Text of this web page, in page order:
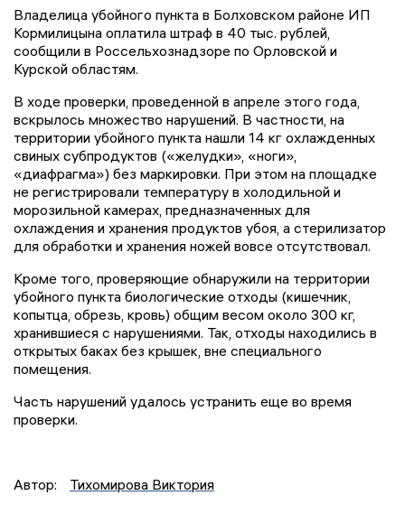
Владелица убойного пункта в Болховском районе ИП
Кормилицына оплатила штраф в 40 тыс. рублей,
сообщили в Россельхознадзоре по Орловской и
Курской областям.
В ходе проверки, проведенной в апреле этого года,
вскрылось множество нарушений. В частности, на
территории убойного пункта нашли 14 кг охлажденных
свиных субпродуктов («желудки», «ноги»,
«диафрагма») без маркировки. При этом на площадке
не регистрировали температуру в холодильной и
морозильной камерах, предназначенных для
охлаждения и хранения продуктов убоя, а стерилизатор
для обработки и хранения ножей вовсе отсутствовал.
Кроме того, проверяющие обнаружили на территории
убойного пункта биологические отходы (кишечник,
копытца, обрезь, кровь) общим весом около 300 кг,
хранившиеся с нарушениями. Так, отходы находились в
открытых баках без крышек, вне специального
помещения.
Часть нарушений удалось устранить еще во время
проверки.
Автор: Тихомирова Виктория